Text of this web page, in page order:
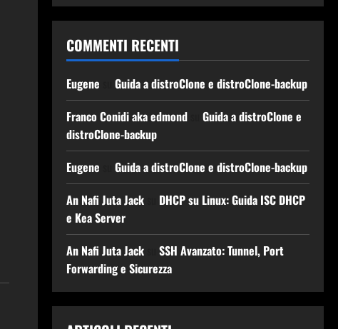
COMMENTI RECENTI
Eugene
Guida a distroClone e distroClone-backup
Franco Conidi aka edmondsu Guida a distroClone e
distroClone-backup
Eugene
Guida a distroClone e distroClone-backup
An Nafi Juta Jacksu DHCP su Linux: Guida ISC DHCP
e Kea Server
An Nafi Juta Jacksu SSH Avanzato: Tunnel, Port
Forwarding e Sicurezza